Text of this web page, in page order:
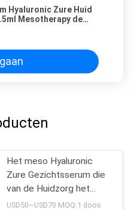
Hyaluronic Zure Huid
Mesotherapy de
Het meso Hyaluronic
Zure Gezichtsserum die
van de Huidzorg het
Bevochtigen witten
USD50~USD70 MOQ:1 doos